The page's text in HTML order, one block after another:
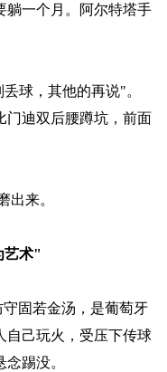
躺一个月。阿尔特塔手
球，其他的再说"。
门迪双后腰蹲坑，前面
出来。
艺术"
固若金汤，是葡萄牙
自己玩火，受压下传球
踢没。